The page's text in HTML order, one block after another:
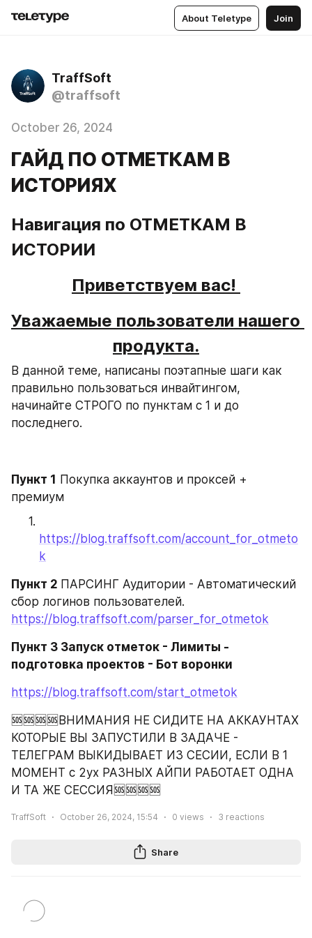
About Teletype Join
TraffSoft
@traffsoft
October 26, 2024
ГАЙД ПО ОТМЕТКАМ В
ИСТОРИЯХ
Навигация по ОТМЕТКАМ В
ИСТОРИИ
Приветствуем вас!
Уважаемые пользователи нашего
продукта.
В данной теме, написаны поэтапные шаги как
правильно пользоваться инвайтингом,
начинайте СТРОГО по пунктам с 1 и до
последнего.
Пункт 1 Покупка аккаунтов и проксей +
премиум
https://blog.traffsoft.com/account_for_otmeto
k
Пункт 2 ПАРСИНГ Аудитории - Автоматический
сбор логинов пользователей.
https://blog.traffsoft.com/parser_for_otmetok
Пункт 3 Запуск отметок - Лимиты -
подготовка проектов - Бот воронки
https://blog.traffsoft.com/start_otmetok
🆘🆘🆘🆘ВНИМАНИЯ НЕ СИДИТЕ НА АККАУНТАХ
КОТОРЫЕ ВЫ ЗАПУСТИЛИ В ЗАДАЧЕ -
ТЕЛЕГРАМ ВЫКИДЫВАЕТ ИЗ СЕСИИ, ЕСЛИ В 1
МОМЕНТ с 2ух РАЗНЫХ АЙПИ РАБОТАЕТ ОДНА
И ТА ЖЕ СЕССИЯ🆘🆘🆘🆘
TraffSoft October 26, 2024, 15:54 0 views 3 reactions
Share